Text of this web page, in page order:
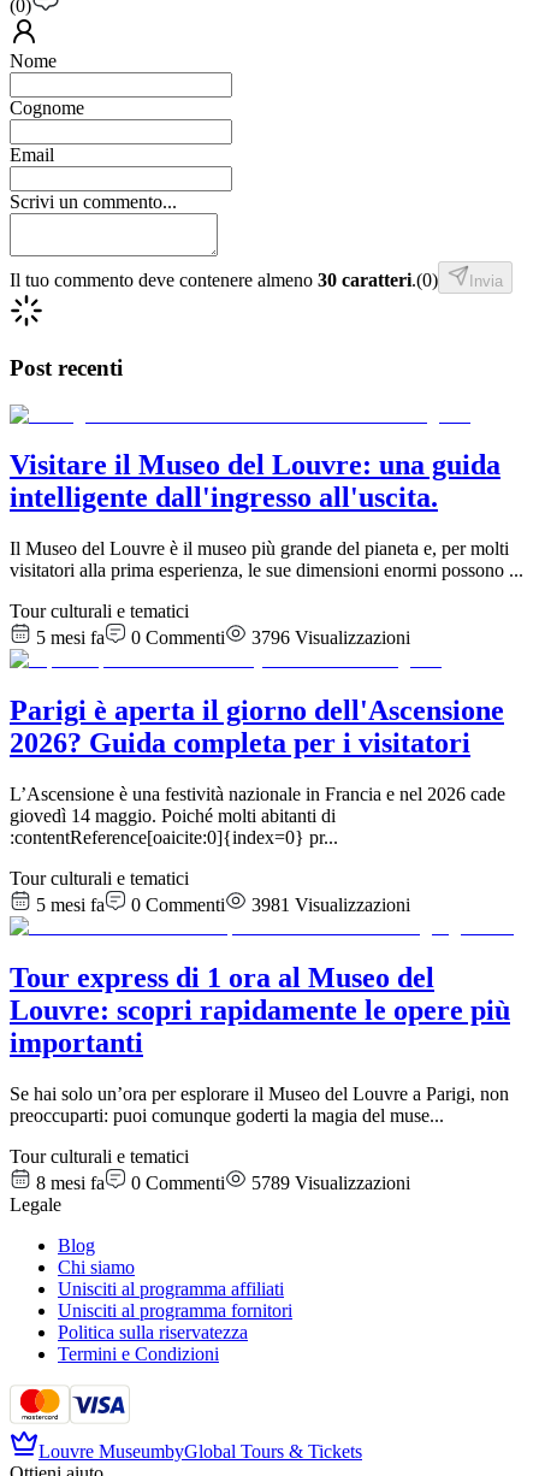
(0)
Nome
Cognome
Email
Scrivi un commento...
Il tuo commento deve contenere almeno 30 caratteri.(0) Invia
Post recenti
Visitare il Museo del Louvre: una guida
intelligente dall'ingresso all'uscita.
Il Museo del Louvre è il museo più grande del pianeta e, per molti
visitatori alla prima esperienza, le sue dimensioni enormi possono ...
Tour culturali e tematici
5 mesi fa
0 Commenti 3796 Visualizzazioni
Parigi è aperta il giorno dell'Ascensione
2026? Guida completa per i visitatori
L’Ascensione è una festività nazionale in Francia e nel 2026 cade
giovedì 14 maggio. Poiché molti abitanti di
:contentReference[oaicite:0]{index=0} pr...
Tour culturali e tematici
5 mesi fa
0 Commenti 3981 Visualizzazioni
Tour express di 1 ora al Museo del
Louvre: scopri rapidamente le opere più
importanti
Se hai solo un’ora per esplorare il Museo del Louvre a Parigi, non
preoccuparti: puoi comunque goderti la magia del muse...
Tour culturali e tematici
8 mesi fa
0 Commenti 5789 Visualizzazioni
Legale
Blog
Chi siamo
Unisciti al programma affiliati
Unisciti al programma fornitori
Politica sulla riservatezza
Termini e Condizioni
Louvre MuseumbyGlobal Tours & Tickets